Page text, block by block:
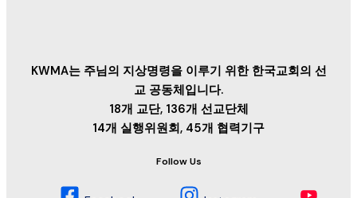
KWMA는 주님의 지상명령을 이루기 위한 한국교회의 선
교 공동체입니다.
18개 교단, 136개 선교단체
14개 실행위원회, 45개 협력기구
Follow Us